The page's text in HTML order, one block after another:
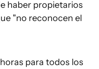
haber propietarios
"no reconocen el
para todos los